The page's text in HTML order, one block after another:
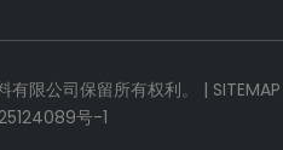
有限公司保留所有权利。 | SITEMAP
号-1